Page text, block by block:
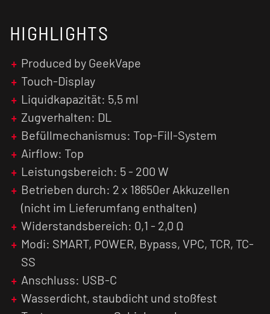
Der Akkuträger liegt dank seiner
dabei schmeichelt die Beschichtung aus Leder
nicht nur den Augen sondern auch den Fingern.
Durch den Schutz vor eindringendem Wasser
und Staub ist der
Akkuträger
einem feuchten Tuch zu reinigen. Auch vor
stürzen ist der AEGIS T200 bestens geschützt,
was ausgiebig durch die IP68-Zertifizierung
getestet wurde.
Der verbaute AS-Chipsatz 3.0 bietet
verschiedene Dampf-Modi, wie beispielsweise
den SMART-Mode, der die Ausgangsleistung
idealerweise an den verwendeten
Verdampferkopf anpasst. Dieser Dampf-Modus
ist nicht nur für E-Zigaretten Einsteiger optimal
geeignet, auch Profis erleichtert die Automatik
den Dampfalltag.
HIGHLIGHTS
Produced by GeekVape
Touch-Display
Liquidkapazität: 5,5 ml
Zugverhalten: DL
Befüllmechanismus: Top-Fill-System
Airflow: Top
Leistungsbereich: 5 - 200 W
Betrieben durch: 2 x 18650er Akkuzellen
(nicht im Lieferumfang enthalten)
Widerstandsbereich: 0,1 - 2,0 Ω
Modi: SMART, POWER, Bypass, VPC, TCR, TC-
SS
Anschluss: USB-C
Wasserdicht, staubdicht und stoßfest